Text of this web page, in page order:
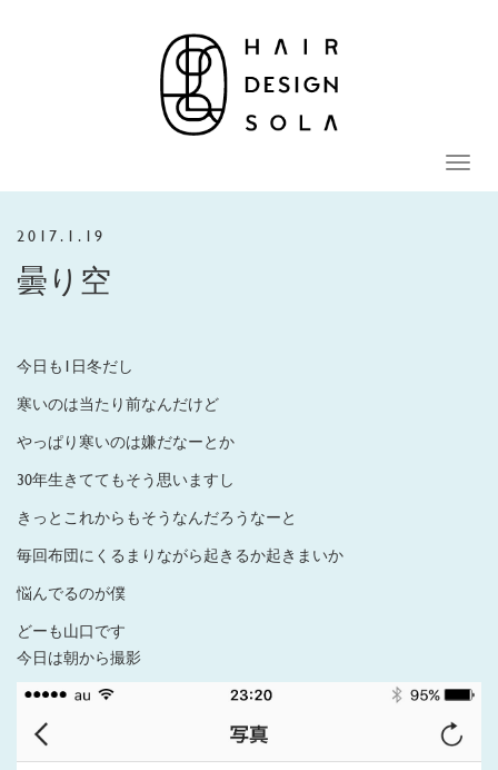
Toggle
2017.1.19
曇り空
今日も1日冬だし
寒いのは当たり前なんだけど
やっぱり寒いのは嫌だなーとか
30年生きててもそう思いますし
きっとこれからもそうなんだろうなーと
毎回布団にくるまりながら起きるか起きまいか
悩んでるのが僕
どーも山口です
今日は朝から撮影